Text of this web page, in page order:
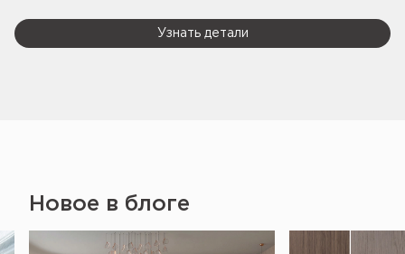
Узнать детали
Новое в блоге